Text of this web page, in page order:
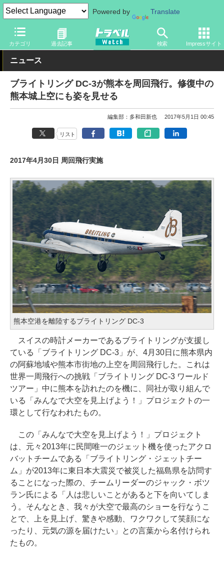
Powered by Translate
カテゴリ 過去記事 検索 Impressサイト
トラベル Watch 地域 国内旅行 九州
ニュース
ブライトリング DC-3が熊本を周回飛行。修復中の
熊本城上空にも姿を見せる
編集部：多和田新也 2017年5月1日 00:45
リスト
2017年4月30日 周回飛行実施
熊本空港を離陸するブライトリング DC-3
スイスの時計メーカーであるブライトリングが支援し
ている「ブライトリング DC-3」が、4月30日に熊本県内
の阿蘇地域や熊本市街地の上空を周回飛行した。これは
世界一周飛行への挑戦「ブライトリング DC-3 ワールド
ツアー」中に熊本を訪れたのを機に、同社が取り組んで
いる「みんなで大空を見上げよう！」プロジェクトの一
環として行なわれたもの。
この「みんなで大空を見上げよう！」プロジェクト
は、元々2013年に民間唯一のジェット機を使ったアクロ
バットチームである「ブライトリング・ジェットチー
ム」が2013年に東日本大震災で被災した福島県を訪問す
ることになった際の、チームリーダーのジャック・ボツ
ラン氏による「人は悲しいことがあると下を向いてしま
う。そんなとき、我々が大空で最高のショーを行なうこ
とで、上を見上げ、驚きや感動、ワクワクして笑顔にな
ったり、元気の源を届けたい」との言葉から名付けられ
たもの。